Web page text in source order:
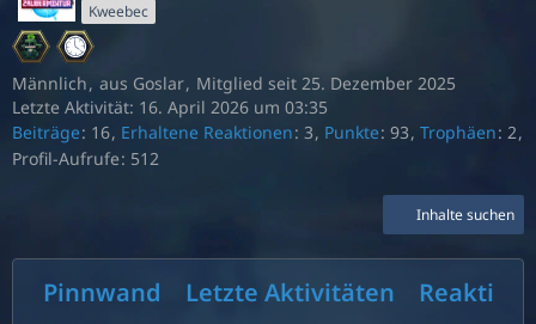
Kweebec
Männlich aus Goslar Mitglied seit 25. Dezember 2025
Letzte Aktivität: 16. April 2026 um 03:35
Beiträge 16 Erhaltene Reaktionen 3 Punkte 93 Trophäen 2
Profil-Aufrufe 512
Inhalte suchen
Pinnwand Letzte Aktivitäten